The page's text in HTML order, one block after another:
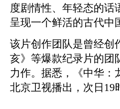
度剧情性、年轻态的话
呈现一个鲜活的古代中
该片创作团队是曾经创
亥》等爆款纪录片的团
力作。据悉，《中华：
北京卫视播出，次日